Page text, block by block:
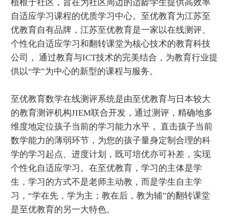
植根于社区，旨在为社区周边的适龄学生提供高效率
自适应学习课程的优质学习中心。至优教育为江苏至
优教育自有品牌，江苏至优教育是一家以在线测评、
个性化自适应学习和翻转课堂为核心技术的教育科技
公司， 通过教育与ICT技术的完美结合，为教育行业提
供以“学”为中心的新型的课程与服务。
至优教育数学在线测评系统是由至优教育与日本较大
的教育测评机构JIEM联合开发，通过测评，精确地多
维度地定位孩子当前的学习能力水平， 直击孩子当前
数学能力的薄弱环节，为您的孩子量身定制合理的科
学的学习起点、进度计划，既可培优亦可补差，实现
个性化自适应学习。在至优教育，学习的主体是学
生，学习的方式不是老师主动教，而是学生自主学
习，“学在先，学为主；教在后，教为辅”的翻转课堂
是至优教育的另一大特色。